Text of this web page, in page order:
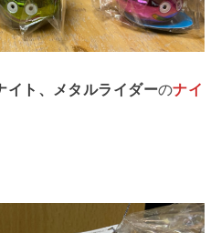
イト、メタルライダーのナイ